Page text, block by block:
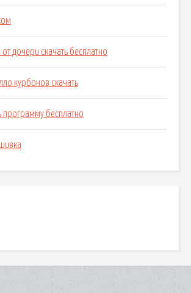
дочери скачать бесплатно
курбонов скачать
программу бесплатно